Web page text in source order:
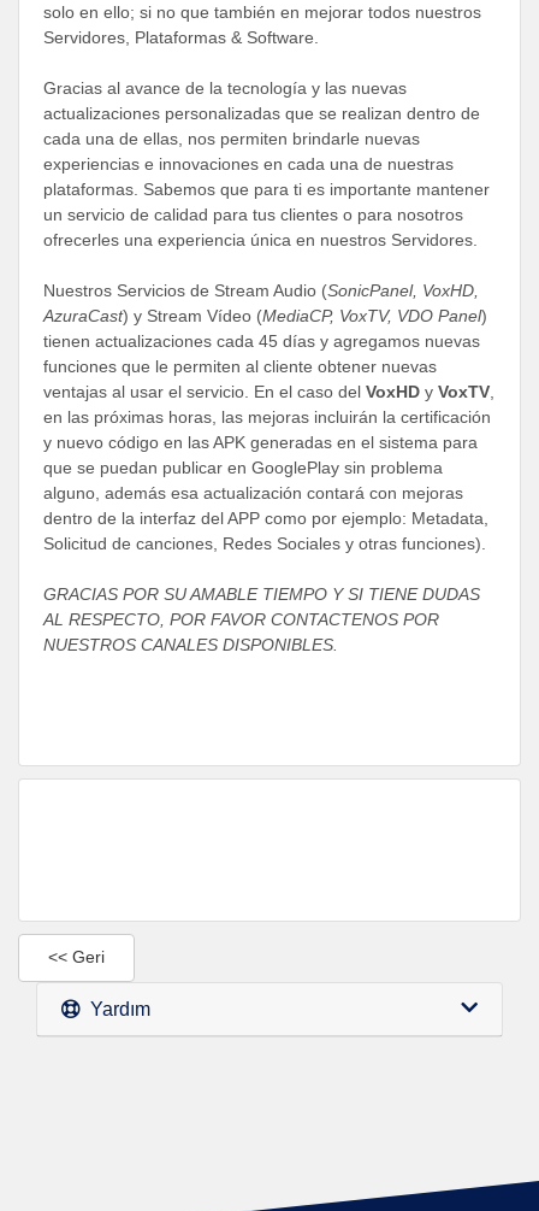
solo en ello; si no que también en mejorar todos nuestros
Servidores, Plataformas & Software.
Gracias al avance de la tecnología y las nuevas
actualizaciones personalizadas que se realizan dentro de
cada una de ellas, nos permiten brindarle nuevas
experiencias e innovaciones en cada una de nuestras
plataformas. Sabemos que para ti es importante mantener
un servicio de calidad para tus clientes o para nosotros
ofrecerles una experiencia única en nuestros Servidores.
Nuestros Servicios de Stream Audio (SonicPanel, VoxHD,
AzuraCast) y Stream Vídeo (MediaCP, VoxTV, VDO Panel)
tienen actualizaciones cada 45 días y agregamos nuevas
funciones que le permiten al cliente obtener nuevas
ventajas al usar el servicio. En el caso del VoxHD y VoxTV
en las próximas horas, las mejoras incluirán la certificación
y nuevo código en las APK generadas en el sistema para
que se puedan publicar en GooglePlay sin problema
alguno, además esa actualización contará con mejoras
dentro de la interfaz del APP como por ejemplo: Metadata,
Solicitud de canciones, Redes Sociales y otras funciones).
GRACIAS POR SU AMABLE TIEMPO Y SI TIENE DUDAS
AL RESPECTO, POR FAVOR CONTACTENOS POR
NUESTROS CANALES DISPONIBLES.
<< Geri
Yardım